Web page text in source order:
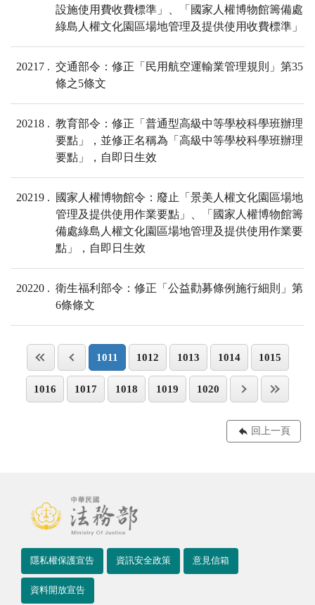
設施使用費收費標準」、「國家人權博物館籌備處
綠島人權文化園區場地管理及提供使用收費標準」
20217
交通部令：修正「民用航空運輸業管理規則」第35
條之5條文
20218
教育部令：修正「普通型高級中等學校科學班辦理
要點」，並修正名稱為「高級中等學校科學班辦理
要點」，自即日生效
20219
國家人權博物館令：廢止「景美人權文化園區場地
管理及提供使用作業要點」、「國家人權博物館籌
備處綠島人權文化園區場地管理及提供使用作業要
點」，自即日生效
20220
衛生福利部令：修正「公益勸募條例施行細則」第
6條條文
1011 1012 1013 1014 1015
1016 1017 1018 1019 1020
回上一頁
隱私權保護宣告 資訊安全政策 意見信箱
資料開放宣告